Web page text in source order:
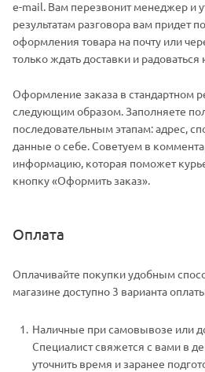
e-mail. Вам перезвонит менеджер и
результатам разговора вам придет
оформления товара на почту или
только ждать доставки и
Оформление заказа в стандартном
следующим образом. Заполняете
последовательным этапам: адрес,
данные о себе. Советуем в
информацию, которая поможет
кнопку «Оформить заказ».
Оплата
Оплачивайте покупки удобным
магазине доступно 3 варианта
Наличные при самовывозе или
Специалист свяжется с вами в
уточнить время и заранее